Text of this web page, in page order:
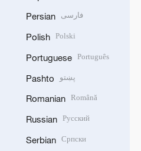
Persian فارسی
Polish Polski
Portuguese Português
Pashto پښتو
Romanian Română
Russian Русский
Serbian Српски